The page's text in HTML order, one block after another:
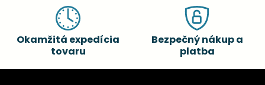
Okamžitá expedícia
tovaru
Bezpečný nákup a
platba